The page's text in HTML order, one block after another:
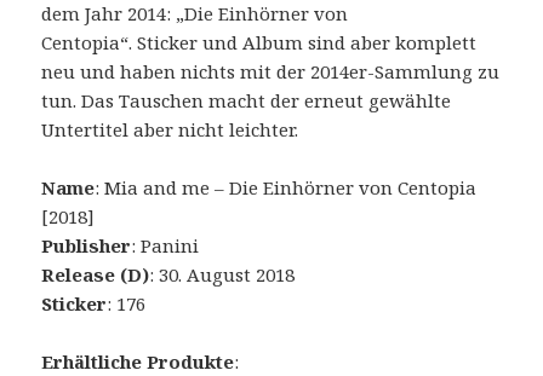
dem Jahr 2014: „Die Einhörner von
Centopia“. Sticker und Album sind aber komplett
neu und haben nichts mit der 2014er-Sammlung zu
tun. Das Tauschen macht der erneut gewählte
Untertitel aber nicht leichter.
Name: Mia and me – Die Einhörner von Centopia
[2018]
Publisher: Panini
Release (D): 30. August 2018
Sticker: 176
Erhältliche Produkte: